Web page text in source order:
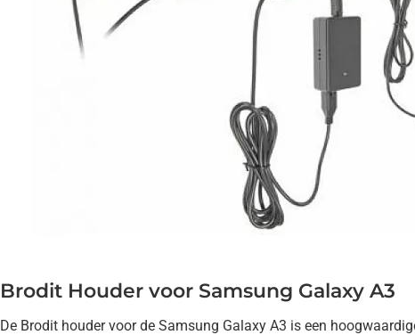
Brodit Houder voor Samsung Galaxy A3
De Brodit houder voor de Samsung Galaxy A3 is een